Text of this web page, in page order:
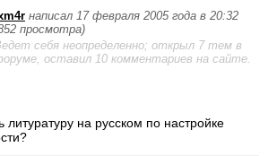
написал 17 февраля 2005 года в 20:32
просмотра)
себя неопределенно; открыл 7 тем в
оставил 10 комментариев на сайте.
литуратуру на русском по настройке